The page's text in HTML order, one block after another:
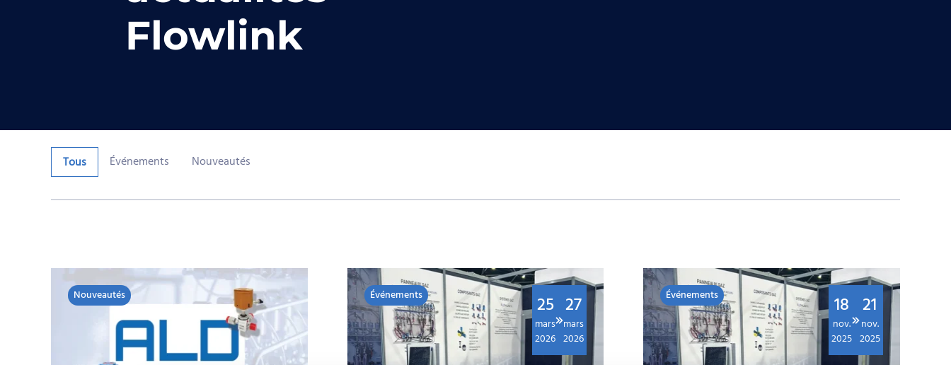
Flowlink
Tous Événements Nouveautés
Nouveautés Événements 25
mars
2026
27
mars
2026
Événements 18
nov.
2025
21
nov.
2025